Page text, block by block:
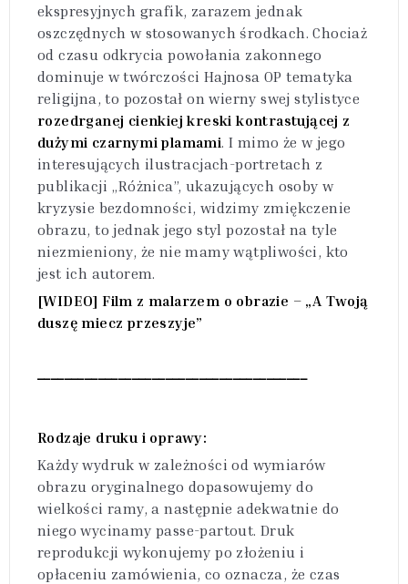
ekspresyjnych grafik, zarazem jednak
oszczędnych w stosowanych środkach. Chociaż
od czasu odkrycia powołania zakonnego
dominuje w twórczości Hajnosa OP tematyka
religijna, to pozostał on wierny swej stylistyce
rozedrganej cienkiej kreski kontrastującej z
dużymi czarnymi plamami. I mimo że w jego
interesujących ilustracjach-portretach z
publikacji „Różnica”, ukazujących osoby w
kryzysie bezdomności, widzimy zmiękczenie
obrazu, to jednak jego styl pozostał na tyle
niezmieniony, że nie mamy wątpliwości, kto
jest ich autorem.
[WIDEO] Film z malarzem o obrazie – „A Twoją
duszę miecz przeszyje”
Rodzaje druku i oprawy:
Każdy wydruk w zależności od wymiarów
obrazu oryginalnego dopasowujemy do
wielkości ramy, a następnie adekwatnie do
niego wycinamy passe-partout. Druk
reprodukcji wykonujemy po złożeniu i
opłaceniu zamówienia, co oznacza, że czas